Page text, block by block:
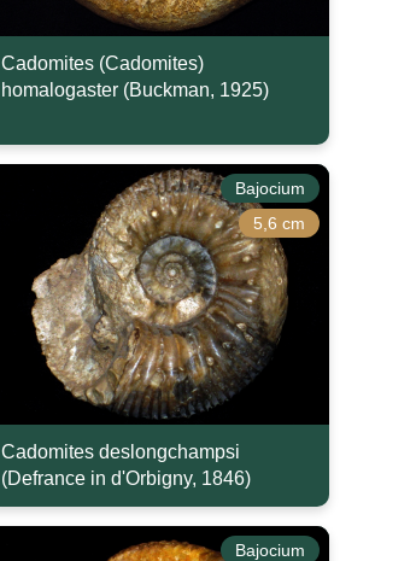
Cadomites (Cadomites)
homalogaster (Buckman, 1925)
Bajocium
5,6 cm
Cadomites deslongchampsi
(Defrance in d'Orbigny, 1846)
Bajocium